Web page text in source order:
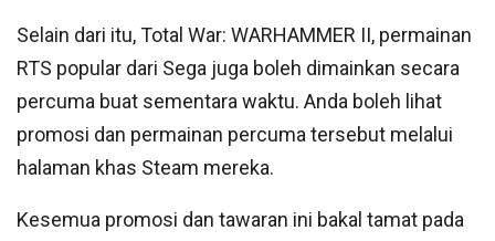
Selain dari itu, Total War: WARHAMMER II, permainan
RTS popular dari Sega juga boleh dimainkan secara
percuma buat sementara waktu. Anda boleh lihat
promosi dan permainan percuma tersebut melalui
halaman khas Steam mereka.
Kesemua promosi dan tawaran ini bakal tamat pada